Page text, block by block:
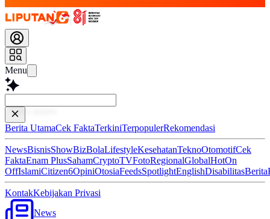
Menu
Baca leb
Berita UtamaCek FaktaTerkiniTerpopulerRekomendasi
NewsBisnisShowBizBolaLifestyleKesehatanTeknoOtomotifCek
FaktaEnam PlusSahamCryptoTVFotoRegionalGlobalHotOn
OffIslamiCitizen6OpiniOtosiaFeedsSpotlightEnglishDisabilitasBerita
KontakKebijakan Privasi
News